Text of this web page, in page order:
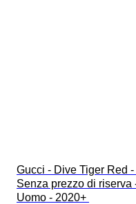
Gucci - Dive Tiger Red -
Senza prezzo di riserva
Uomo - 2020+